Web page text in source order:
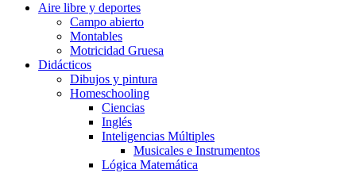
Aire libre y deportes
Campo abierto
Montables
Motricidad Gruesa
Didácticos
Dibujos y pintura
Homeschooling
Ciencias
Inglés
Inteligencias Múltiples
Musicales e Instrumentos
Lógica Matemática